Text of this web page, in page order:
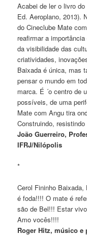
Acabei de ler o livro do
Ed. Aeroplano, 2013).
do Cineclube Mate
reafirmar a
da visibilidade das
criatividades,
Baixada é única, mas
pensar o mundo em
marca. É ´o centro de
possíveis, de uma
Mate com Angu tira
Construindo,
João Guerreiro,
IFRJ/Nilópolis
*
Cerol Fininho
é foda!!!! O mate é
são de Bel!!! Estar
Amo vocês!!!!
Roger Hitz, músico